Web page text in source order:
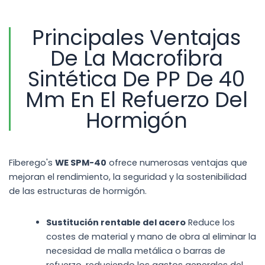
Principales Ventajas
De La Macrofibra
Sintética De PP De 40
Mm En El Refuerzo Del
Hormigón
Fiberego's WE SPM-40 ofrece numerosas ventajas que
mejoran el rendimiento, la seguridad y la sostenibilidad
de las estructuras de hormigón.
Sustitución rentable del acero Reduce los
costes de material y mano de obra al eliminar la
necesidad de malla metálica o barras de